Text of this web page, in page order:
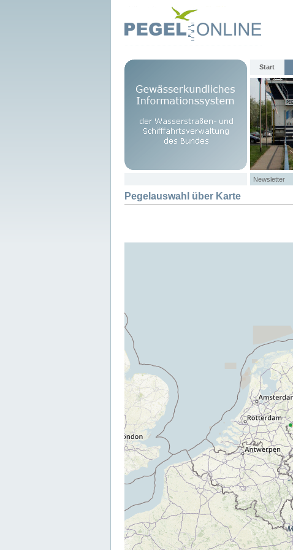
Start
Newsletter
Pegelauswahl über Karte